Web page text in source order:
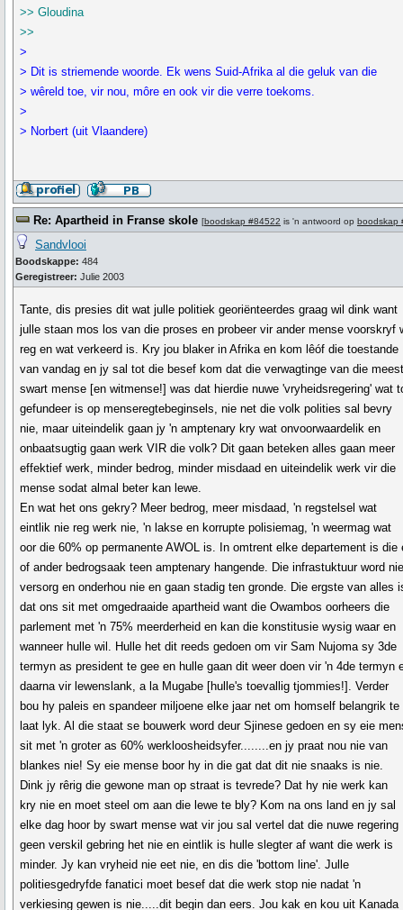
>> Gloudina
>>
>
> Dit is striemende woorde. Ek wens Suid-Afrika al die geluk van die
> wêreld toe, vir nou, môre en ook vir die verre toekoms.
>
> Norbert (uit Vlaandere)
Re: Apartheid in Franse skole [boodskap #84522 is 'n antwoord op boodskap
Sandvlooi
Boodskappe: 484
Geregistreer: Julie 2003
Tante, dis presies dit wat julle politiek georiënteerdes graag wil dink want
julle staan mos los van die proses en probeer vir ander mense voorskryf
reg en wat verkeerd is. Kry jou blaker in Afrika en kom lêóf die toestande
van vandag en jy sal tot die besef kom dat die verwagtinge van die
swart mense [en witmense!] was dat hierdie nuwe 'vryheidsregering' wat
gefundeer is op menseregtebeginsels, nie net die volk polities sal bevry
nie, maar uiteindelik gaan jy 'n amptenary kry wat onvoorwaardelik en
onbaatsugtig gaan werk VIR die volk? Dit gaan beteken alles gaan meer
effektief werk, minder bedrog, minder misdaad en uiteindelik werk vir die
mense sodat almal beter kan lewe.
En wat het ons gekry? Meer bedrog, meer misdaad, 'n regstelsel wat
eintlik nie reg werk nie, 'n lakse en korrupte polisiemag, 'n weermag wat
oor die 60% op permanente AWOL is. In omtrent elke departement is die
of ander bedrogsaak teen amptenary hangende. Die infrastuktuur word nie
versorg en onderhou nie en gaan stadig ten gronde. Die ergste van alles
dat ons sit met omgedraaide apartheid want die Owambos oorheers die
parlement met 'n 75% meerderheid en kan die konstitusie wysig waar en
wanneer hulle wil. Hulle het dit reeds gedoen om vir Sam Nujoma sy 3de
termyn as president te gee en hulle gaan dit weer doen vir 'n 4de termyn
daarna vir lewenslank, a la Mugabe [hulle's toevallig tjommies!]. Verder
bou hy paleis en spandeer miljoene elke jaar net om homself belangrik te
laat lyk. Al die staat se bouwerk word deur Sjinese gedoen en sy eie
sit met 'n groter as 60% werkloosheidsyfer........en jy praat nou nie van
blankes nie! Sy eie mense boor hy in die gat dat dit nie snaaks is nie.
Dink jy rêrig die gewone man op straat is tevrede? Dat hy nie werk kan
kry nie en moet steel om aan die lewe te bly? Kom na ons land en jy sal
elke dag hoor by swart mense wat vir jou sal vertel dat die nuwe regering
geen verskil gebring het nie en eintlik is hulle slegter af want die werk is
minder. Jy kan vryheid nie eet nie, en dis die 'bottom line'. Julle
politiesgedryfde fanatici moet besef dat die werk stop nie nadat 'n
verkiesing gewen is nie.....dit begin dan eers. Jou kak en kou uit Kanada